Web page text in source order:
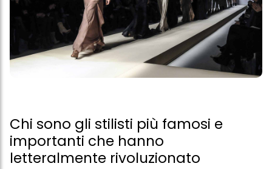
Chi sono gli stilisti più famosi e
importanti che hanno
letteralmente rivoluzionato